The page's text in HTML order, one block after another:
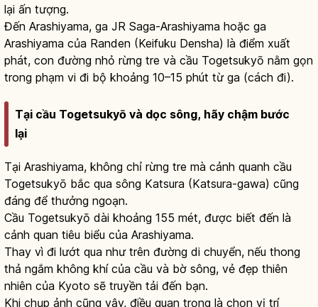
lại ấn tượng.
Đến Arashiyama, ga JR Saga-Arashiyama hoặc ga
Arashiyama của Randen (Keifuku Densha) là điểm xuất
phát, con đường nhỏ rừng tre và cầu Togetsukyō nằm gọn
trong phạm vi đi bộ khoảng 10–15 phút từ ga (cách đi).
Tại cầu Togetsukyō và dọc sông, hãy chậm bước
lại
Tại Arashiyama, không chỉ rừng tre mà cảnh quanh cầu
Togetsukyō bắc qua sông Katsura (Katsura-gawa) cũng
đáng để thưởng ngoạn.
Cầu Togetsukyō dài khoảng 155 mét, được biết đến là
cảnh quan tiêu biểu của Arashiyama.
Thay vì đi lướt qua như trên đường di chuyển, nếu thong
thả ngắm không khí của cầu và bờ sông, vẻ đẹp thiên
nhiên của Kyoto sẽ truyền tải đến bạn.
Khi chụp ảnh cũng vậy, điều quan trọng là chọn vị trí